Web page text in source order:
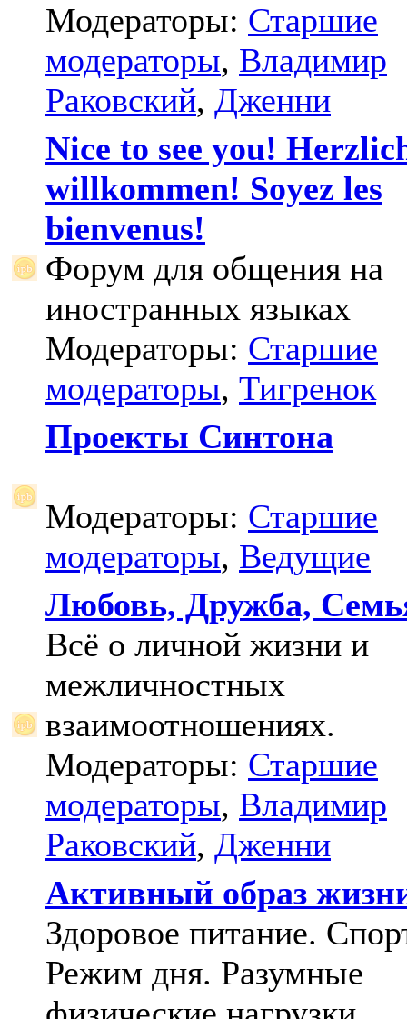
Модераторы: Старшие
модераторы, Владимир
Раковский, Дженни
Nice to see you!
willkommen! Soyez les
bienvenus!
Форум для общения на
иностранных языках
Модераторы: Старшие
модераторы, Тигренок
Проекты Синтона
Модераторы: Старшие
модераторы, Ведущие
Любовь, Дружба,
Всё о личной жизни и
межличностных
взаимоотношениях.
Модераторы: Старшие
модераторы, Владимир
Раковский, Дженни
Активный образ
Здоровое питание.
Режим дня. Разумные